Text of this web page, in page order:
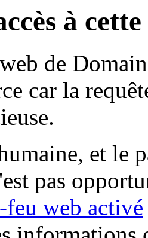
à
de
car la
et le
pas
feu web activé